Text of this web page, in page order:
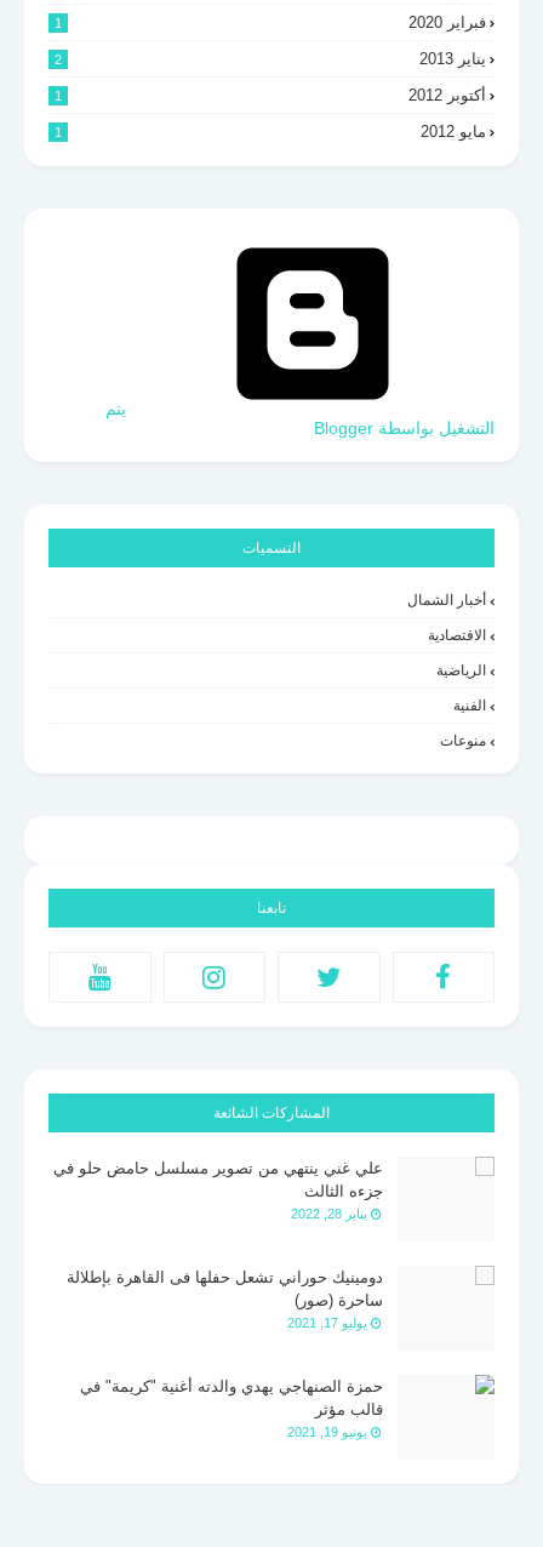
فبراير 2020 1
يناير 2013 2
أكتوبر 2012 1
مايو 2012 1
‏يتم
التشغيل بواسطة Blogger
التسميات
أخبار الشمال
الاقتصادية
الرياضية
الفنية
منوعات
تابعنا
المشاركات الشائعة
علي غني ينتهي من تصوير مسلسل حامض حلو في
جزءه الثالث
يناير 28, 2022
دومينيك حوراني تشعل حفلها فى القاهرة بإطلالة
ساحرة (صور)
يوليو 17, 2021
حمزة الصنهاجي يهدي والدته أغنية "كريمة" في
قالب مؤثر
يونيو 19, 2021